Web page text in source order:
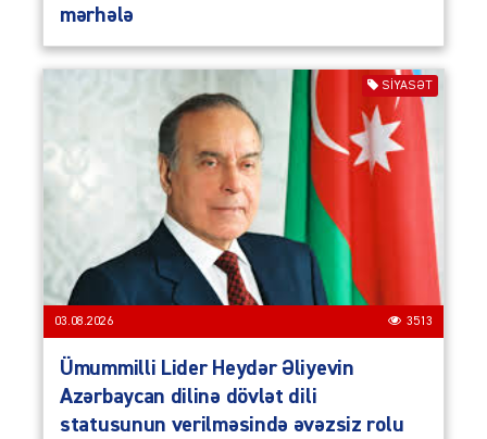
mərhələ
SIYASƏT
03.08.2026 3513
Ümummilli Lider Heydər Əliyevin
Azərbaycan dilinə dövlət dili
statusunun verilməsində əvəzsiz rolu